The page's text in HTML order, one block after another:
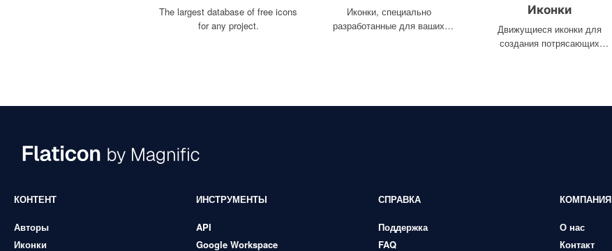
The largest database of free icons
for any project.
Иконки, специально
разработанные для ваших
Иконки
Движущиеся иконки для
создания потрясающих
КОНТЕНТ
Авторы
Иконки
ИНСТРУМЕНТЫ
API
Google Workspace
СПРАВКА
Поддержка
FAQ
КОМПАНИЯ
О нас
Контакт